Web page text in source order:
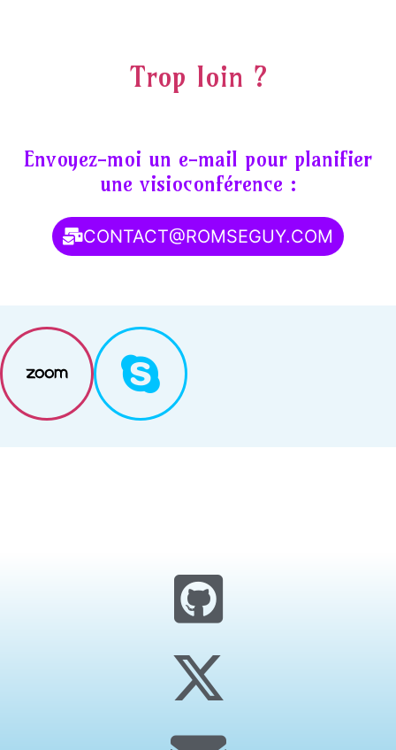
Trop loin ?
Envoyez-moi un e-mail pour planifier
une visioconférence :
CONTACT@ROMSEGUY.COM